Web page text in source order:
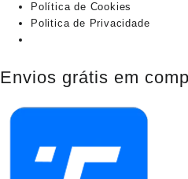
Política de Cookies
Politica de Privacidade
Pular
conteúdo
Envios grátis em